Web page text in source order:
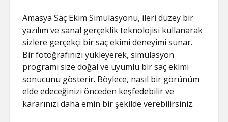
Amasya Saç Ekim Simülasyonu, ileri düzey bir
yazılım ve sanal gerçeklik teknolojisi kullanarak
sizlere gerçekçi bir saç ekimi deneyimi sunar.
Bir fotoğrafınızı yükleyerek, simülasyon
programı size doğal ve uyumlu bir saç ekimi
sonucunu gösterir. Böylece, nasıl bir görünüm
elde edeceğinizi önceden keşfedebilir ve
kararınızı daha emin bir şekilde verebilirsiniz.